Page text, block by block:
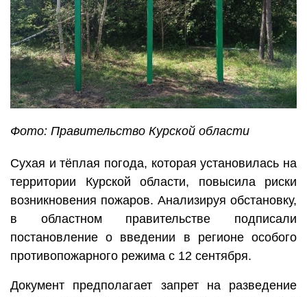
Фото: Правительство Курской области
Сухая и тёплая погода, которая установилась на
территории Курской области, повысила риски
возникновения пожаров. Анализируя обстановку,
в областном правительстве подписали
постановление о введении в регионе особого
противопожарного режима с 12 сентября.
Документ предполагает запрет на разведение